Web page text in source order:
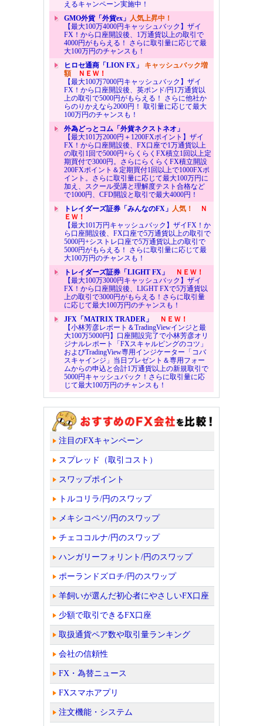
えるキャンペーン実施中！
GMO外貨「外貨ex」 人気上昇中！
【最大100万4000円キャッシュバック】ザイ
FX！から口座開設後、1万通貨以上の取引で
4000円がもらえる！ さらに取引量に応じて最
大100万円のチャンスも！
ヒロセ通商「LION FX」 キャッシュバック増
額ＮＥＷ！
【最大100万7000円キャッシュバック】ザイ
FX！から口座開設後、英ポンド/円1万通貨以
上の取引で5000円がもらえる！ さらに他社か
らのりかえなら2000円！ 取引量に応じて最大
100万円のチャンスも！
外為どっとコム「外貨ネクストネオ」
【最大101万2000円＋1200FXポイント】ザイ
FX！から口座開設後、FX口座で1万通貨以上
の取引1回で5000円+らくらくFX積立1回以上定
期買付で3000円。さらにらくらくFX積立開設
200FXポイント＆定期買付1回以上で1000FXポ
イント。さらに取引量に応じて最大100万円に
加え、スクール受講と理解度テスト合格など
で1000円、CFD開設と取引で最大4000円！
トレイダーズ証券「みんなのFX」 人気！
Ｎ
ＥＷ！
【最大101万円キャッシュバック】ザイFX！か
ら口座開設後、FX口座で5万通貨以上の取引で
5000円+シストレ口座で5万通貨以上の取引で
5000円がもらえる！ さらに取引量に応じて最
大100万円のチャンスも！
トレイダーズ証券「LIGHT FX」
ＮＥＷ！
【最大100万3000円キャッシュバック】ザイ
FX！から口座開設後、LIGHT FXで5万通貨以
上の取引で3000円がもらえる！さらに取引量
に応じて最大100万円のチャンスも！
JFX「MATRIX TRADER」
ＮＥＷ！
【小林芳彦レポート＆TradingViewインジと最
大100万5000円】口座開設完了で小林芳彦オリ
ジナルレポート「FXスキャルピングのコツ」
およびTradingView専用インジケーター「コバ
スキャインジ」当日プレゼント＆専用フォー
ムからの申込と合計1万通貨以上の新規取引で
5000円キャッシュバック！さらに取引量に応
じて最大100万円のチャンスも！
注目のFXキャンペーン
スプレッド（取引コスト）
スワップポイント
トルコリラ/円のスワップ
メキシコペソ/円のスワップ
チェココルナ/円のスワップ
ハンガリーフォリント/円のスワップ
ポーランドズロチ/円のスワップ
羊飼いが選んだ初心者にやさしいFX口座
少額で取引できるFX口座
取扱通貨ペア数や取引量ランキング
会社の信頼性
FX・為替ニュース
FXスマホアプリ
注文機能・システム